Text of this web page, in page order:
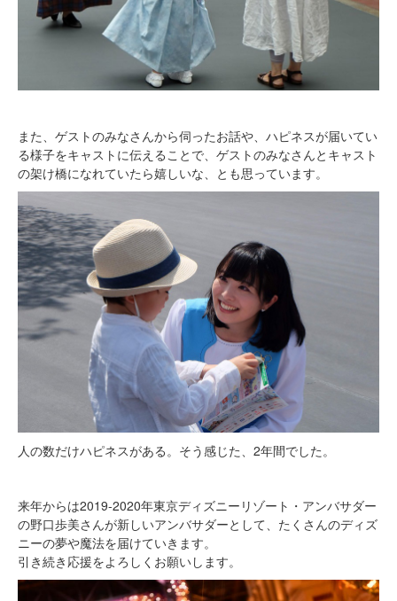
また、ゲストのみなさんから伺ったお話や、ハピネスが届いてい
る様子をキャストに伝えることで、ゲストのみなさんとキャスト
の架け橋になれていたら嬉しいな、とも思っています。
人の数だけハピネスがある。そう感じた、2年間でした。
来年からは2019-2020年東京ディズニーリゾート・アンバサダー
の野口歩美さんが新しいアンバサダーとして、たくさんのディズ
ニーの夢や魔法を届けていきます。
引き続き応援をよろしくお願いします。